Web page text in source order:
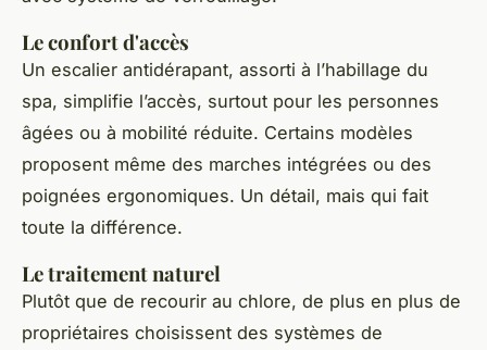
Le confort d'accès
Un escalier antidérapant, assorti à l’habillage du
spa, simplifie l’accès, surtout pour les personnes
âgées ou à mobilité réduite. Certains modèles
proposent même des marches intégrées ou des
poignées ergonomiques. Un détail, mais qui fait
toute la différence.
Le traitement naturel
Plutôt que de recourir au chlore, de plus en plus de
propriétaires choisissent des systèmes de